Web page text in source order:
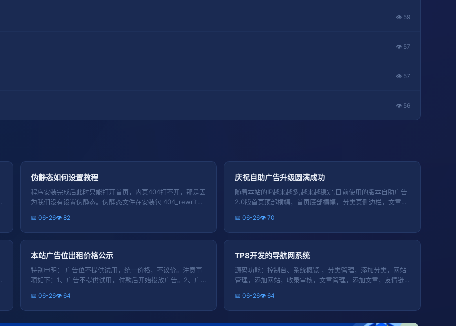
👁 59
👁 57
👁 57
👁 56
伪静态如何设置教程
程序安装完成后此时只能打开首页，内页404打不开，那是因
为我们没有设置伪静态。伪静态文件在安装包 404_rewrite
知道自己的运行环境是window IIS 、Apache、Nginx，中的
哪一种。2.找到正确对应的伪静态规则，把规则复制下来保存
到服务器相应配置中。3.采用虚拟的直接把伪静态文件放在根
目录即可完成对伪静态的设置。
📅 06-26👁 82
庆祝自助广告升级圆满成功
随着本站的IP越来越多,越来越稳定,目前使用的版本自助广告
2.0版首页顶部横幅，首页底部横幅，分类页侧边栏，文章页
部横幅，全局头部横幅，全局底部横幅，所有页面注意：违
法网站会删除！QQ:714589588有喜欢推广产品广告的老铁
和家人们都可以投放广告,尽量不投放违法广告,也特别感谢家
人们的一直陪伴！
📅 06-26👁 70
本站广告位出租价格公示
特别申明： 广告位不提供试用，统一价格，不议价。注意事
项如下：1、广告不提供试用，付款后开始投放广告。2、广
方式，请选择适合自己的广告投放位置。4、自己没有广告图
片的，我可以帮你粗糙代做一个，最好自己做好发我。5、本
📅 06-26👁 64
TP8开发的导航网系统
源码功能：控制台、系统概览 ，分类管理，添加分类，网站
管理，添加网站，收录审核，文章管理，添加文章，友情链
单，会员管理，会员列表，支付订单，系统设置，基本设
置，邮件配置，支付配置，管理员管理，添加管理员，没有
📅 06-26👁 64